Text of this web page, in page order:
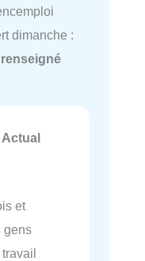
dimanche :
Actual
et
gens